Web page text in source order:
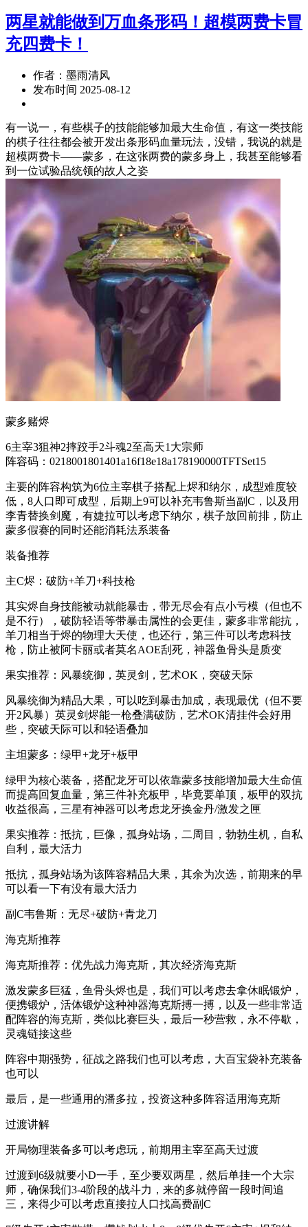
两星就能做到万血条形码！超模两费卡冒
充四费卡！
作者：墨雨清风
发布时间 2025-08-12
有一说一，有些棋子的技能能够加最大生命值，有这一类技能
的棋子往往都会被开发出条形码血量玩法，没错，我说的就是
超模两费卡——蒙多，在这张两费的蒙多身上，我甚至能够看
到一位试验品统领的故人之姿
蒙多赌烬
6主宰3狙神2摔跤手2斗魂2至高天1大宗师
阵容码：0218001801401a16f18e18a178190000TFTSet15
主要的阵容构筑为6位主宰棋子搭配上烬和纳尔，成型难度较
低，8人口即可成型，后期上9可以补充韦鲁斯当副C，以及用
李青替换剑魔，有婕拉可以考虑下纳尔，棋子放回前排，防止
蒙多假赛的同时还能消耗法系装备
装备推荐
主C烬：破防+羊刀+科技枪
其实烬自身技能被动就能暴击，带无尽会有点小亏模（但也不
是不行），破防轻语等带暴击属性的会更佳，蒙多非常能抗，
羊刀相当于烬的物理大天使，也还行，第三件可以考虑科技
枪，防止被阿卡丽或者莫名AOE刮死，神器鱼骨头是质变
果实推荐：风暴统御，英灵剑，艺术OK，突破天际
风暴统御为精品大果，可以吃到暴击加成，表现最优（但不要
开2风暴）英灵剑烬能一枪叠满破防，艺术OK清挂件会好用
些，突破天际可以和轻语叠加
主坦蒙多：绿甲+龙牙+板甲
绿甲为核心装备，搭配龙牙可以依靠蒙多技能增加最大生命值
而提高回复血量，第三件补充板甲，毕竟要单顶，板甲的双抗
收益很高，三星有神器可以考虑龙牙换金丹/激发之匣
果实推荐：抵抗，巨像，孤身站场，二周目，勃勃生机，自私
自利，最大活力
抵抗，孤身站场为该阵容精品大果，其余为次选，前期来的早
可以看一下有没有最大活力
副C韦鲁斯：无尽+破防+青龙刀
海克斯推荐
海克斯推荐：优先战力海克斯，其次经济海克斯
激发蒙多巨猛，鱼骨头烬也是，我们可以考虑去拿休眠锻炉，
便携锻炉，活体锻炉这种神器海克斯搏一搏，以及一些非常适
配阵容的海克斯，类似比赛巨头，最后一秒营救，永不停歇，
灵魂链接这些
阵容中期强势，征战之路我们也可以考虑，大百宝袋补充装备
也可以
最后，是一些通用的潘多拉，投资这种多阵容适用海克斯
过渡讲解
开局物理装备多可以考虑玩，前期用主宰至高天过渡
过渡到6级就要小D一手，至少要双两星，然后单挂一个大宗
师，确保我们3-4阶段的战斗力，来的多就停留一段时间追
三，来得少可以考虑直接拉人口找高费副C